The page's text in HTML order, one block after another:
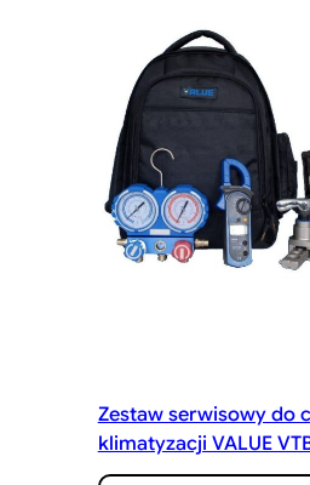
Zestaw serwisowy do
klimatyzacji VALUE